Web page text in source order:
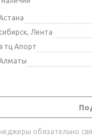
Лента
тц Апорт
обязательно